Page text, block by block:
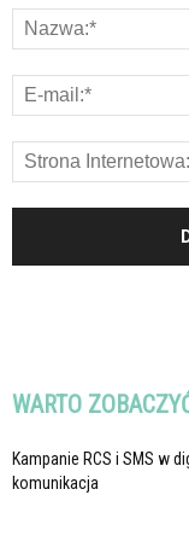
WARTO
Kampanie RCS i SMS w
komunikacja